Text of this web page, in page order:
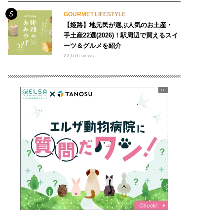
GOURMET LIFESTYLE
【姫路】地元民が選ぶ人気のお土産・
手土産22選(2026)！駅周辺で買えるスイ
ーツ＆グルメを紹介
22,676 views